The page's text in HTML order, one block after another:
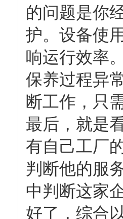
的问题是你
护。设备使
响运行效率
保养过程异
断工作，只
最后，就是
有自己工厂
判断他的服
中判断这家
好了，综合